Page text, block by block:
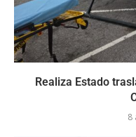
Realiza Estado
8